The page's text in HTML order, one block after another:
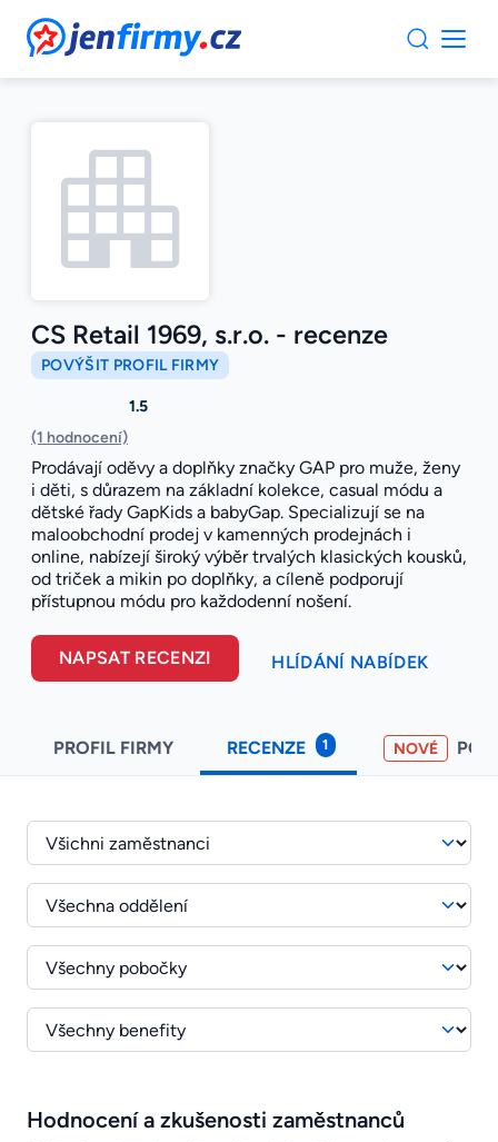
JenFirmy.cz
CS Retail 1969, s.r.o. - recenze
POVÝŠIT PROFIL FIRMY
1.5
(1 hodnocení)
Prodávají oděvy a doplňky značky GAP pro muže, ženy
i děti, s důrazem na základní kolekce, casual módu a
dětské řady GapKids a babyGap. Specializují se na
maloobchodní prodej v kamenných prodejnách i
online, nabízejí široký výběr trvalých klasických kousků,
od triček a mikin po doplňky, a cíleně podporují
přístupnou módu pro každodenní nošení.
NAPSAT RECENZI HLÍDÁNÍ NABÍDEK
PROFIL FIRMY RECENZE 1 NOVÉ
Hodnocení a zkušenosti zaměstnanců